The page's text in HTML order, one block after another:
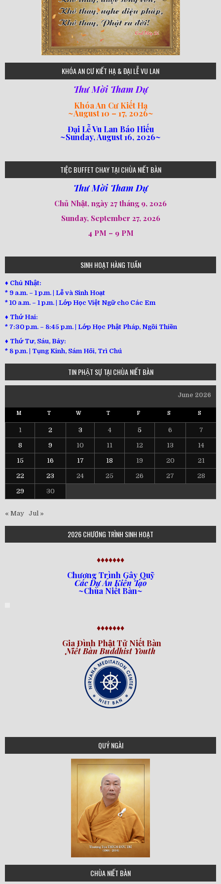
75
80
78
77
82
92
93
94
95
98
641
182
101
loipha2
loipha4
loipha1
loipha5
loipha7
loipha8
loipha10
loipha9
loi-phat-day
loipha15
loipha13
KHÓA AN CƯ KIẾT HẠ & ĐẠI LỄ VU LAN
Thư Mời Tham Dự
Khóa An Cư Kiết Hạ
~August 10 – 17, 2026~
Đại Lễ Vu Lan Báo Hiếu
~Sunday, August 16, 2026~
TIỆC BUFFET CHAY TẠI CHÙA NIẾT BÀN
Thư Mời Tham Dự
Chủ Nhật, ngày 27 tháng 9, 2026
Sunday, September 27, 2026
4 PM – 9 PM
SINH HOẠT HÀNG TUẦN
♦ Chủ Nhật:
* 9 a.m. – 1 p.m. | Lễ và Sinh Hoạt
* 10 a.m. – 1 p.m. | Lớp Học Việt Ngữ cho Các Em
♦ Thứ Hai:
* 7:30 p.m. – 8:45 p.m. | Lớp Học Phật Pháp, Ngồi Thiền
♦ Thứ Tư, Sáu, Bảy:
* 8 p.m. | Tụng Kinh, Sám Hối, Trì Chú
TIN PHẬT SỰ TẠI CHÙA NIẾT BÀN
June 2026
M T W T F S S
1 2 3 4 5 6 7
8 9 10 11 12 13 14
15 16 17 18 19 20 21
22 23 24 25 26 27 28
29 30
« May Jul »
2026 CHƯƠNG TRÌNH SINH HOẠT
♦♦♦♦♦♦♦
Chương Trình Gây Quỹ
Các Dự Án Kiến Tạo
~Chùa Niết Bàn~
♦♦♦♦♦♦♦
Gia Đình Phật Tử Niết Bàn
Niết Bàn Buddhist Youth
QUÝ NGÀI
THICH DUC TRI
CHÙA NIẾT BÀN